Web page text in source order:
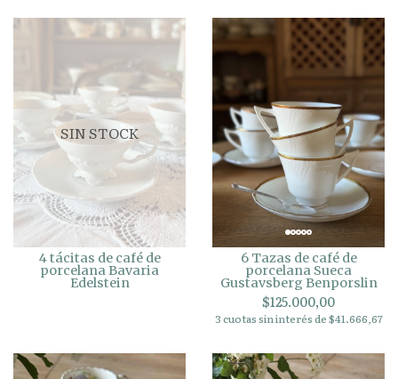
SIN STOCK
4 tácitas de café de
porcelana Bavaria
Edelstein
6 Tazas de café de
porcelana Sueca
Gustavsberg Benporslin
$125.000,00
3 cuotas sin interés de $41.666,67